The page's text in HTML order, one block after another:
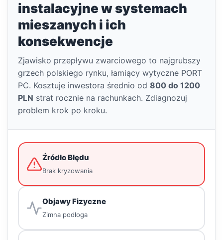
instalacyjne w systemach
mieszanych i ich
konsekwencje
Zjawisko przepływu zwarciowego to najgrubszy
grzech polskiego rynku, łamiący wytyczne PORT
PC. Kosztuje inwestora średnio od 800 do 1200
PLN strat rocznie na rachunkach. Zdiagnozuj
problem krok po kroku.
Źródło Błędu
Brak kryzowania
Objawy Fizyczne
Zimna podłoga